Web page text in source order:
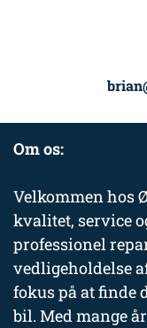
Om os:
Velkommen hos
kvalitet, service
professionel
vedligeholdelse
fokus på at finde
bil. Med mange